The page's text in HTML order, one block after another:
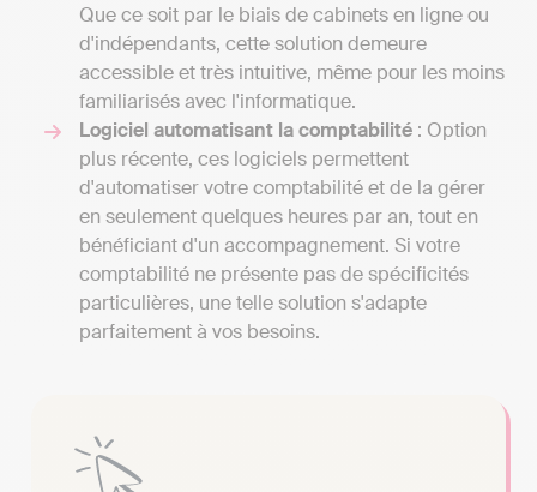
Que ce soit par le biais de cabinets en ligne ou
d'indépendants, cette solution demeure
accessible et très intuitive, même pour les moins
familiarisés avec l'informatique.
Logiciel automatisant la comptabilité : Option
plus récente, ces logiciels permettent
d'automatiser votre comptabilité et de la gérer
en seulement quelques heures par an, tout en
bénéficiant d'un accompagnement. Si votre
comptabilité ne présente pas de spécificités
particulières, une telle solution s'adapte
parfaitement à vos besoins.